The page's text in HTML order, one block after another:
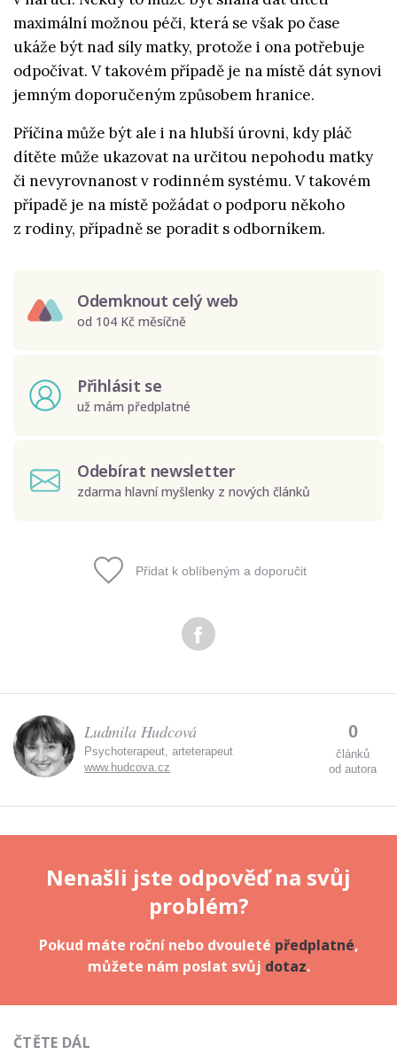
maximální možnou péči, která se však po čase
ukáže být nad síly matky, protože i ona potřebuje
odpočívat. V takovém případě je na místě dát synovi
jemným doporučeným způsobem hranice.
Příčina může být ale i na hlubší úrovni, kdy pláč
dítěte může ukazovat na určitou nepohodu matky
či nevyrovnanost v rodinném systému. V takovém
případě je na místě požádat o podporu někoho
z rodiny, případně se poradit s odborníkem.
Odemknout celý web
od 104 Kč měsíčně
Přihlásit se
už mám předplatné
Odebírat newsletter
zdarma hlavní myšlenky z nových článků
Odeslat
Přidat k oblíbeným a doporučit
Ludmila Hudcová
Psychoterapeut, arteterapeut
www.hudcova.cz
0
článků
od autora
Nenašli jste odpověď na svůj
problém?
Pokud máte roční nebo dvouleté předplatné,
můžete nám poslat svůj dotaz.
ČTĚTE DÁL